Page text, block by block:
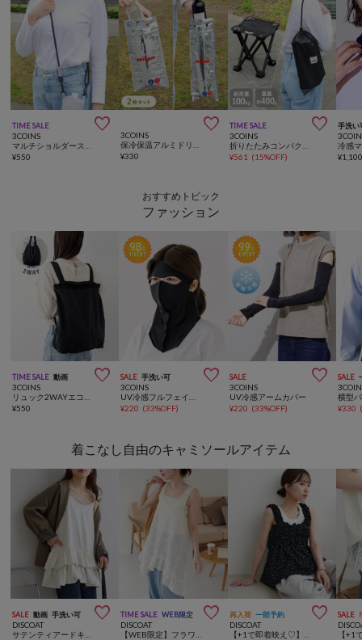
TIME SALE 
3COINS
¥550

3COINS
¥330
TIME SALE 
3COINS
¥561 (15%OFF)
手洗い
冷感
¥
おすすめトピック
ファッション
TIME SALE 動画 
3COINS
¥550
SALE 手洗い可 
3COINS
¥220 (33%OFF)
SALE 
3COINS
UV冷感アームカバー
¥220 (33%OFF)
SALE
横型
¥330
着こなし自由のキャミソールアイテム
SALE 動画 手洗い可 
DISCOAT
TIME SALE WEB限定 
DISCOAT
再入荷 一部予約 
DISCOAT
SALE